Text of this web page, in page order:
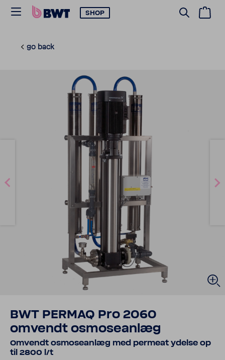
SHOP
go back
BWT PERMAQ Pro 2060
omvendt osmoseanlæg
Omvendt osmoseanlæg med permeat ydelse op
til 2800 l/t